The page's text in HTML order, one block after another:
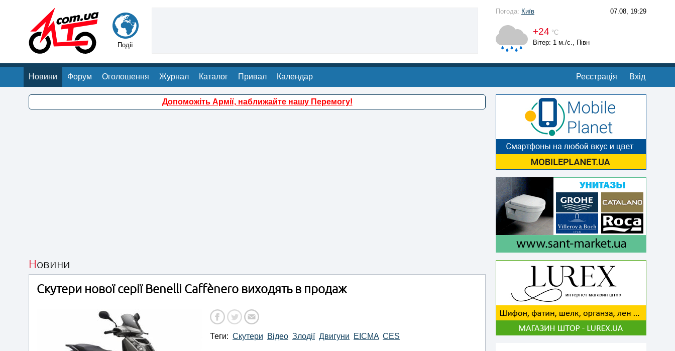
Події
Погода: Київ 07.08, 19:29
+24 °С
Вітер: 1 м./с., Півн
Новини Форум Оголошення Журнал Каталог Привал Календар Реєстрація Вхід
Допоможіть Армії, наближайте нашу Перемогу!
Новини
Скутери нової серії Benelli Caffènero виходять в продаж
Теги: Скутери Відео Злодії Двигуни EICMA CES